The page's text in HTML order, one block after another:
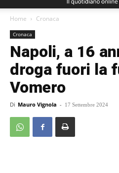
Home Cronaca
Cronaca
Napoli, a 16
droga fuori la
Vomero
Di Mauro Vignola - 17 Settembre 2024